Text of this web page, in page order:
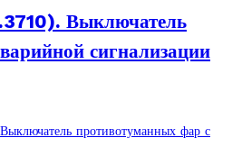
Выключатель
сигнализации